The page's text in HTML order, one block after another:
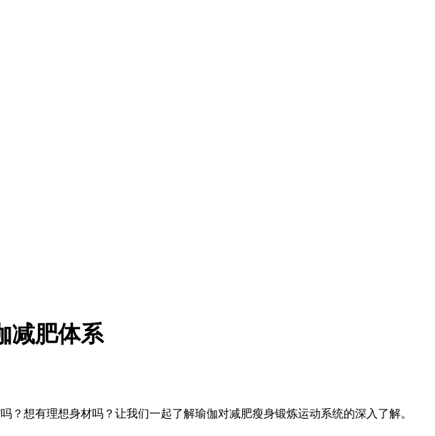
减肥体系
想有理想身材吗？让我们一起了解瑜伽对减肥瘦身锻炼运动系统的深入了解。